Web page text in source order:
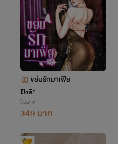
ขย่มรักมาเฟีย
อีโรติก
รินธารา
349 บาท